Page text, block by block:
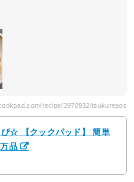
recipe/3970932/tsukurepos
☆ 【クックパッド】 簡単
品